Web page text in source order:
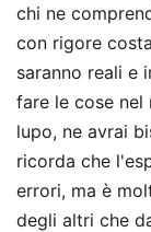
chi ne
con rigore
saranno reali e
fare le cose
lupo, ne avrai
ricorda che
errori, ma è
degli altri che